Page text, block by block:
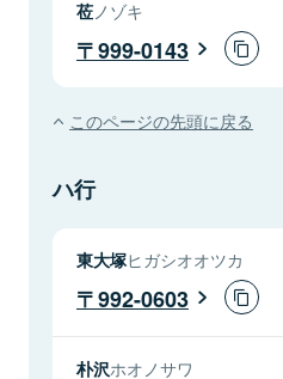
莅 ノゾキ
999-0143
このページの先頭に戻る
ハ行
東大塚ヒガシオオツカ
992-0603
朴沢ホオノサワ